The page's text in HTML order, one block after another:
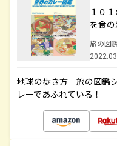
１０
を食
旅の図
地球の歩き方 旅の図鑑
レーであふれている！